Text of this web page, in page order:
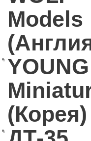
Models
YOUNG
(Корея)